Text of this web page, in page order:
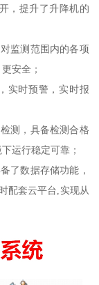
，提升了升降机的
监测范围内的各项
安全；
实时预警，实时报
测，具备检测合格
运行稳定可靠；
了数据存储功能，
配套云平台,实现从